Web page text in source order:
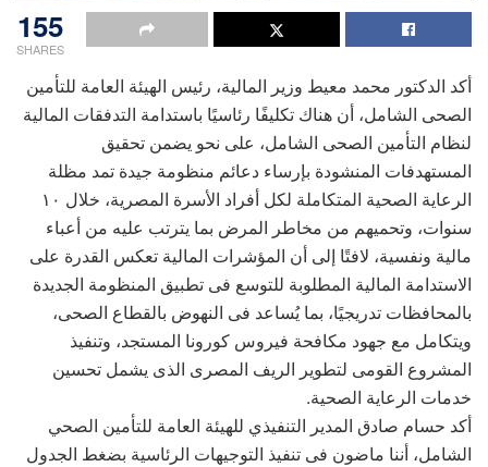
155
SHARES
أكد الدكتور محمد معيط وزير المالية، رئيس الهيئة العامة للتأمين
الصحى الشامل، أن هناك تكليفًا رئاسيًا باستدامة التدفقات المالية
لنظام التأمين الصحى الشامل، على نحو يضمن تحقيق
المستهدفات المنشودة بإرساء دعائم منظومة جيدة تمد مظلة
الرعاية الصحية المتكاملة لكل أفراد الأسرة المصرية، خلال ١٠
سنوات، وتحميهم من مخاطر المرض بما يترتب عليه من أعباء
مالية ونفسية، لافتًا إلى أن المؤشرات المالية تعكس القدرة على
الاستدامة المالية المطلوبة للتوسع فى تطبيق المنظومة الجديدة
بالمحافظات تدريجيًا، بما يُساعد فى النهوض بالقطاع الصحى،
ويتكامل مع جهود مكافحة فيروس كورونا المستجد، وتنفيذ
المشروع القومى لتطوير الريف المصرى الذى يشمل تحسين
خدمات الرعاية الصحية.
أكد حسام صادق المدير التنفيذي للهيئة العامة للتأمين الصحي
الشامل، أننا ماضون فى تنفيذ التوجيهات الرئاسية بضغط الجدول